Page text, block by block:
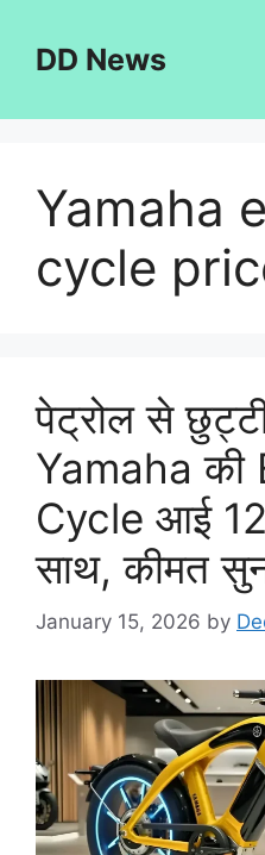
contentDD News
Yamaha
cycle
पेट्रोल से
Yamaha की
Cycle आई
साथ, कीमत
January 15, 2026 by